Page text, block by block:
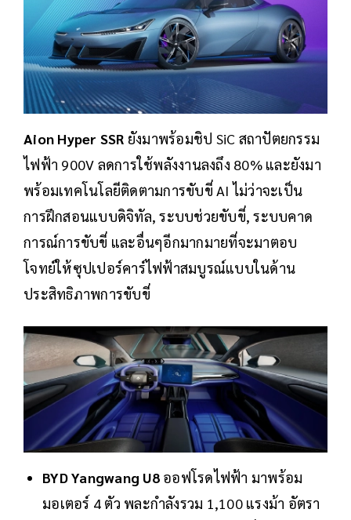
Aion Hyper SSR ยังมาพร้อมชิป SiC สถาปัตยกรรม
ไฟฟ้า 900V ลดการใช้พลังงานลงถึง 80% และยังมา
พร้อมเทคโนโลยีติดตามการขับขี่ AI ไม่ว่าจะเป็น
การฝึกสอนแบบดิจิทัล, ระบบช่วยขับขี่, ระบบคาด
การณ์การขับขี่ และอื่นๆอีกมากมายที่จะมาตอบ
โจทย์ให้ซุปเปอร์คาร์ไฟฟ้าสมบูรณ์แบบในด้าน
ประสิทธิภาพการขับขี่
BYD Yangwang U8 ออฟโรดไฟฟ้า มาพร้อม
มอเตอร์ 4 ตัว พละกำลังรวม 1,100 แรงม้า อัตรา